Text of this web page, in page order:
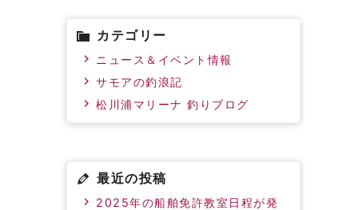
カテゴリー
ニュース＆イベント情報
サモアの釣浪記
松川浦マリーナ 釣りブログ
最近の投稿
2025年の船舶免許教室日程が発